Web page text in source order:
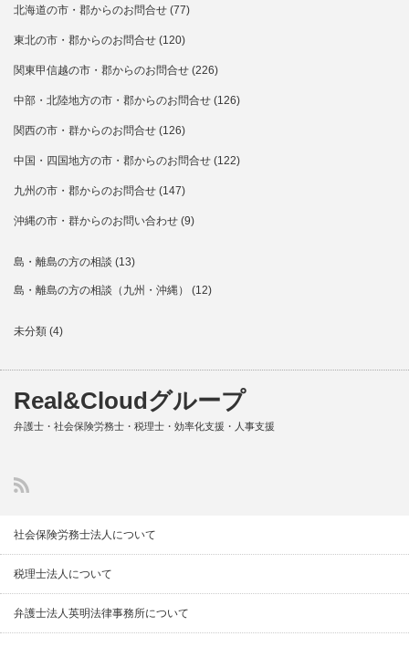
北海道の市・郡からのお問合せ (77)
東北の市・郡からのお問合せ (120)
関東甲信越の市・郡からのお問合せ (226)
中部・北陸地方の市・郡からのお問合せ (126)
関西の市・群からのお問合せ (126)
中国・四国地方の市・郡からのお問合せ (122)
九州の市・郡からのお問合せ (147)
沖縄の市・群からのお問い合わせ (9)
島・離島の方の相談 (13)
島・離島の方の相談（九州・沖縄） (12)
未分類 (4)
Real&Cloudグループ
弁護士・社会保険労務士・税理士・効率化支援・人事支援
社会保険労務士法人について
税理士法人について
弁護士法人英明法律事務所について